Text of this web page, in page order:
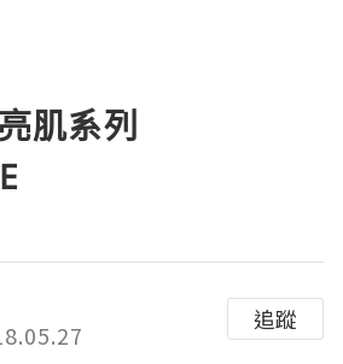
肌系列
追蹤